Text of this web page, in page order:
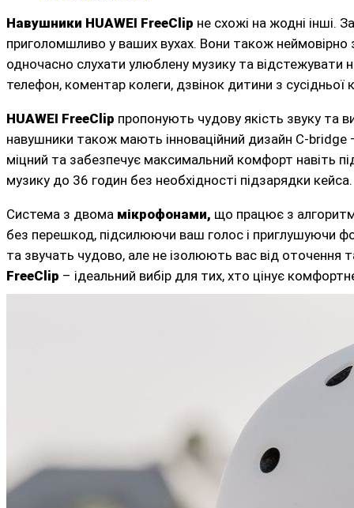
Навушники HUAWEI FreeClip не схожі на жодні інші.
приголомшливо у ваших вухах. Вони також неймовірно
одночасно слухати улюблену музику та відстежувати
телефон, коментар колеги, дзвінок дитини з сусідньої
HUAWEI FreeClip пропонують чудову якість звуку та
навушники також мають інноваційний дизайн C-bridge
міцний та забезпечує максимальний комфорт навіть
музику до 36 годин без необхідності підзарядки кейса.
Система з двома мікрофонами, що працює з
без перешкод, підсилюючи ваш голос і приглушуючи
та звучать чудово, але не ізолюють вас від оточення
FreeClip – ідеальний вибір для тих, хто цінує